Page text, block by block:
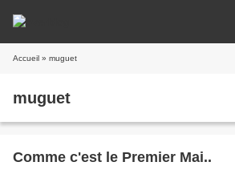
Accueil » muguet
muguet
Comme c'est le Premier Mai..